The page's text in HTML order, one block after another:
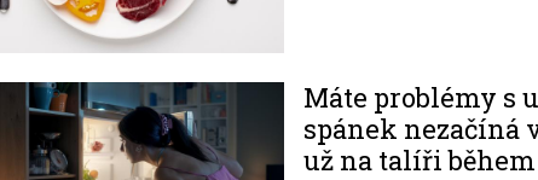
Máte problémy s
spánek nezačíná
už na talíři